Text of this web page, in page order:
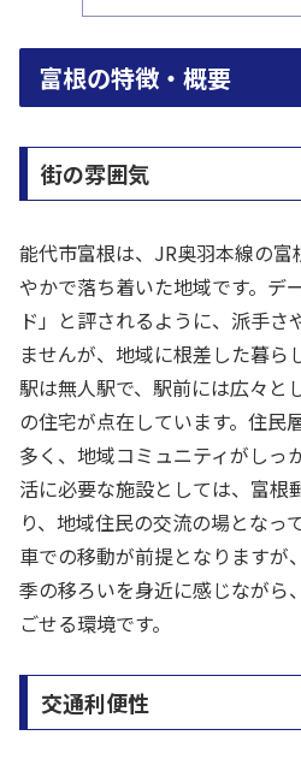
富根の特徴・概要
街の雰囲気
能代市富根は、JR奥羽本線の
やかで落ち着いた地域です。デ
ド」と評されるように、派手さ
ませんが、地域に根差した暮ら
駅は無人駅で、駅前には広々と
の住宅が点在しています。住民
多く、地域コミュニティがしっ
活に必要な施設としては、富根
り、地域住民の交流の場となっ
車での移動が前提となりますが
季の移ろいを身近に感じながら
ごせる環境です。
交通利便性